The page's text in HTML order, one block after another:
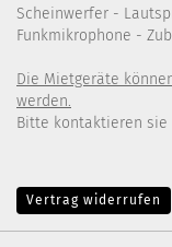
Scheinwerfer -
Funkmikrophone -
Die Mietgeräte
werden.
Bitte kontaktieren sie
Vertrag widerrufen